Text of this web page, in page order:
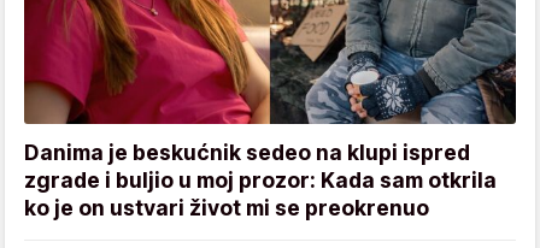
Danima je beskućnik sedeo na klupi ispred
zgrade i buljio u moj prozor: Kada sam otkrila
ko je on ustvari život mi se preokrenuo